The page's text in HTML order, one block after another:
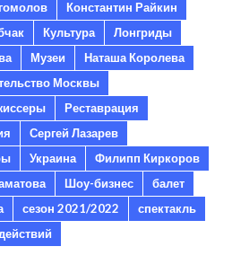
Константин Райкин
Культура
Лонгриды
Музеи
Наташа Королева
Москвы
Реставрация
Сергей Лазарев
Украина
Филипп Киркоров
Шоу-бизнес
балет
сезон 2021/2022
спектакль